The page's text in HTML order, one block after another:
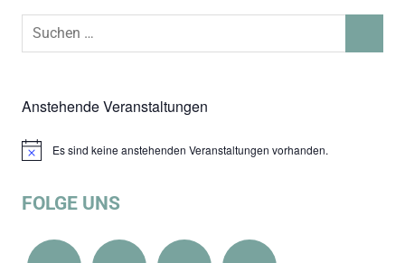
Suchen
Anstehende Veranstaltungen
HinweisEs sind keine anstehenden Veranstaltungen vorhanden.
FOLGE UNS